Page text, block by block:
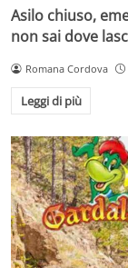
Asilo chiuso,
non sai dove
Romana Cordova
Leggi di più